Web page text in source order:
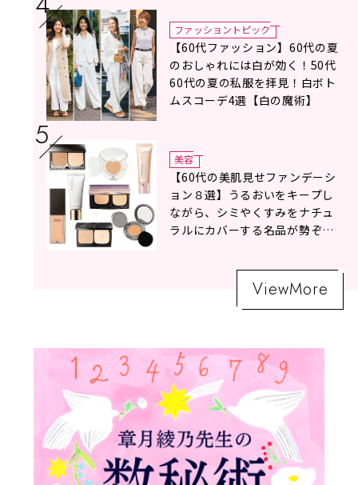
ファッショントピック
【60代ファッション】60代の夏
のおしゃれには白が効く！50代
60代の夏の私服を拝見！白ボト
ムスコーデ4選【白の魔術】
美容
【60代の美肌見せファンデーシ
ョン８選】うるおいをキープし
ながら、シミやくすみをナチュ
ラルにカバーする名品が勢ぞろ
ViewMore